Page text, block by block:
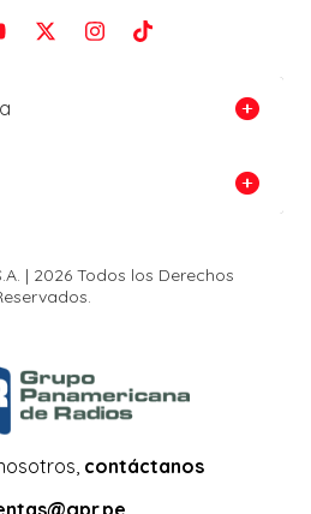
| 2026 Todos los Derechos
contáctanos